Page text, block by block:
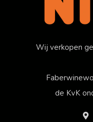
Wij verkopen
de KvK